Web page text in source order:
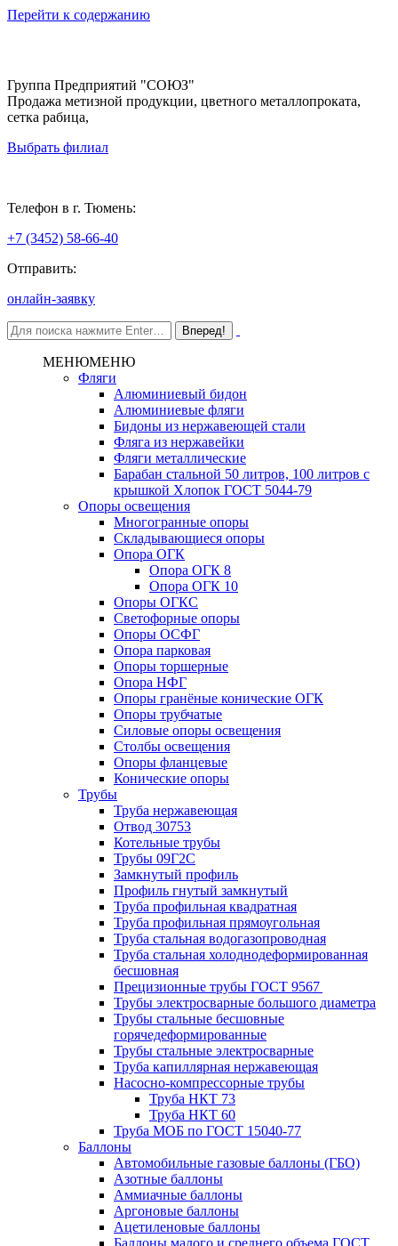
Перейти к содержанию
Группа Предприятий "СОЮЗ"
Продажа метизной продукции, цветного металлопроката,
сетка рабица,
Выбрать филиал
Телефон в г. Тюмень:
+7 (3452) 58-66-40
Отправить:
онлайн-заявку
МЕНЮМЕНЮ
Фляги
Алюминиевый бидон
Алюминиевые фляги
Бидоны из нержавеющей стали
Фляга из нержавейки
Фляги металлические
Барабан стальной 50 литров, 100 литров с
крышкой Хлопок ГОСТ 5044-79
Опоры освещения
Многогранные опоры
Складывающиеся опоры
Опора ОГК
Опора ОГК 8
Опора ОГК 10
Опоры ОГКС
Светофорные опоры
Опоры ОСФГ
Опора парковая
Опоры торшерные
Опора НФГ
Опоры гранёные конические ОГК
Опоры трубчатые
Силовые опоры освещения
Столбы освещения
Опоры фланцевые
Конические опоры
Трубы
Труба нержавеющая
Отвод 30753
Котельные трубы
Трубы 09Г2С
Замкнутый профиль
Профиль гнутый замкнутый
Труба профильная квадратная
Труба профильная прямоугольная
Труба стальная водогазопроводная
Труба стальная холоднодеформированная
бесшовная
Прецизионные трубы ГОСТ 9567
Трубы электросварные большого диаметра
Трубы стальные бесшовные
горячедеформированные
Трубы стальные электросварные
Труба капиллярная нержавеющая
Насосно-компрессорные трубы
Труба НКТ 73
Труба НКТ 60
Труба МОБ по ГОСТ 15040-77
Баллоны
Автомобильные газовые баллоны (ГБО)
Азотные баллоны
Аммиачные баллоны
Аргоновые баллоны
Ацетиленовые баллоны
Баллоны малого и среднего объема ГОСТ